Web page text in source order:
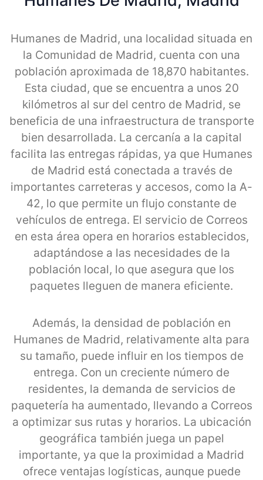
Humanes de Madrid, una localidad situada en
la Comunidad de Madrid, cuenta con una
población aproximada de 18,870 habitantes.
Esta ciudad, que se encuentra a unos 20
kilómetros al sur del centro de Madrid, se
beneficia de una infraestructura de transporte
bien desarrollada. La cercanía a la capital
facilita las entregas rápidas, ya que Humanes
de Madrid está conectada a través de
importantes carreteras y accesos, como la A-
42, lo que permite un flujo constante de
vehículos de entrega. El servicio de Correos
en esta área opera en horarios establecidos,
adaptándose a las necesidades de la
población local, lo que asegura que los
paquetes lleguen de manera eficiente.
Además, la densidad de población en
Humanes de Madrid, relativamente alta para
su tamaño, puede influir en los tiempos de
entrega. Con un creciente número de
residentes, la demanda de servicios de
paquetería ha aumentado, llevando a Correos
a optimizar sus rutas y horarios. La ubicación
geográfica también juega un papel
importante, ya que la proximidad a Madrid
ofrece ventajas logísticas, aunque puede